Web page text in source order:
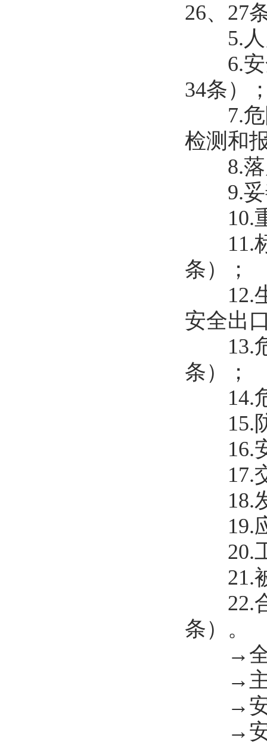
26、27
5.人员
6.安全
34条）
7.危
检测和
8.落
9.妥
10.重
11.标
条）；
12.生
安全出
13.危
条）；
14.危
15.防
16.安
17.交
18.发
19.应
20.工
21.被
22.合
条）。
→全
→主
→安全
→安全